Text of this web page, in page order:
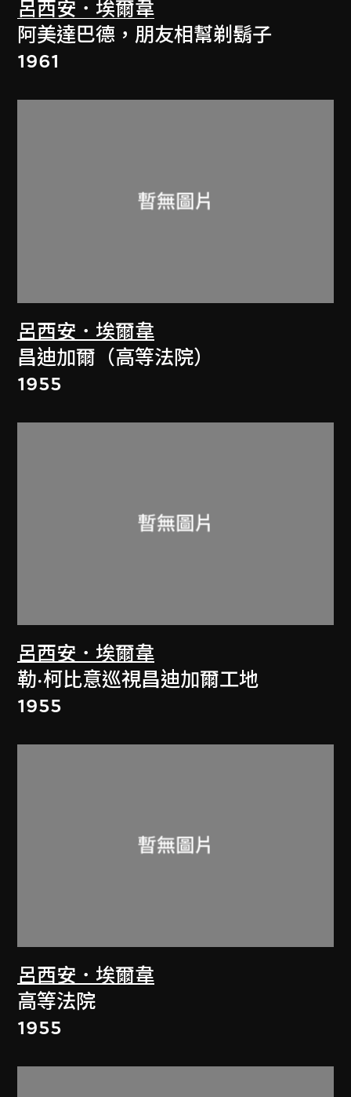
呂西安．埃爾韋
阿美達巴德，朋友相幫剃鬍子
1961
呂西安．埃爾韋
昌迪加爾（高等法院）
1955
呂西安．埃爾韋
勒·柯比意巡視昌迪加爾工地
1955
呂西安．埃爾韋
高等法院
1955